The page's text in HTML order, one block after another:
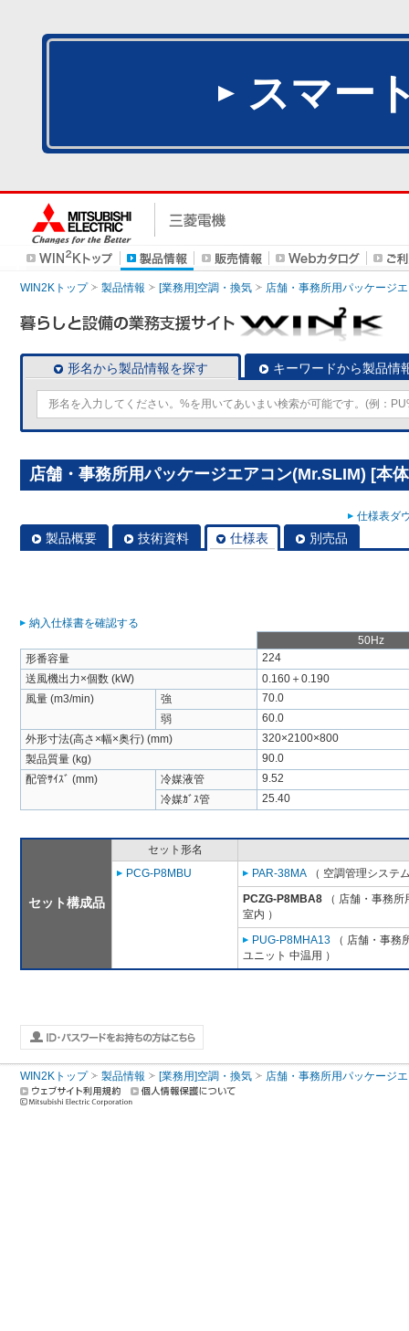
スマー
WIN2Kトップ 製品情報 [業務用]空調・換気 店舗・事務所用パッケージ
形名から製品情報を探す キーワードから製品情
店舗・事務所用パッケージエアコン(Mr.SLIM) [本
仕様表ダ
製品概要 技術資料 仕様表 別売品
納入仕様書を確認する
50Hz
形番容量
224
送風機出力×個数 (kW)
0.160＋0.190
風量 (m3/min)
強
70.0
弱
60.0
外形寸法(高さ×幅×奥行) (mm)
320×2100×800
製品質量 (kg)
90.0
配管ｻｲｽﾞ (mm)
冷媒液管
9.52
冷媒ｶﾞｽ管
25.40
セット構成品
セット形名
PCG-P8MBU
PAR-38MA （ 空調管理システ
PCZG-P8MBA8 （ 店舗・事務
室内 ）
PUG-P8MHA13 （ 店舗・事務
ユニット 中温用 ）
WIN2Kトップ 製品情報 [業務用]空調・換気 店舗・事務所用パッケージ